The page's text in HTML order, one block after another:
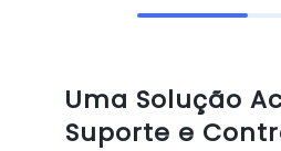
Uma Solução
Suporte e